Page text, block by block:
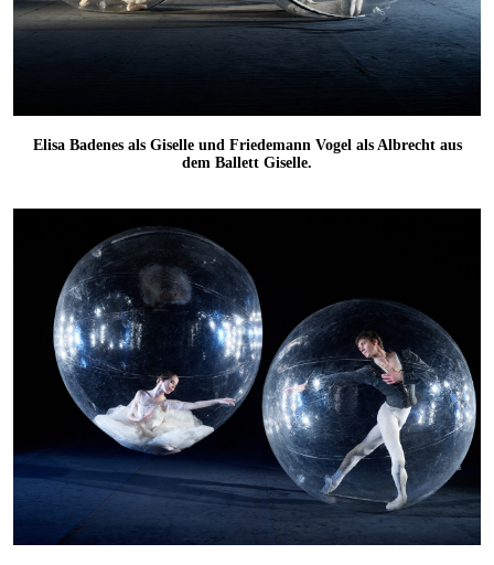
Elisa Badenes als Giselle und Friedemann Vogel als Albrecht aus
dem Ballett Giselle.